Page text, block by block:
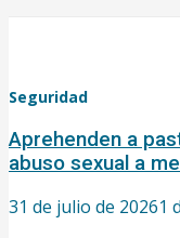
Seguridad
Aprehenden a
abuso sexual a
31 de julio de 20261